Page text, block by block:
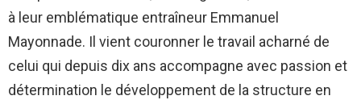
à leur emblématique entraîneur Emmanuel
Mayonnade. Il vient couronner le travail acharné de
celui qui depuis dix ans accompagne avec passion et
détermination le développement de la structure en